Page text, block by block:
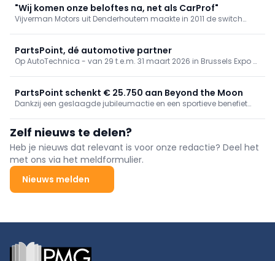
merken - nu gevestigd in Herenthout - plukken zij de vruchten van
de ondersteuning op zowel technisch terrein als op vlak van
marketing.
"Wij komen onze beloftes na, net als CarProf"
Vijverman Motors uit Denderhoutem maakte in 2011 de switch
kan Joost Vijverman als lid van CarProf rekenen op de
professionele ondersteuning van het garageconcept.
PartsPoint, dé automotive partner
Op AutoTechnica - van 29 t.e.m. 31 maart 2026 in Brussels Expo -
onderdelen, gereedschappen en werkplaatsbenodigdheden
brengt er op 940 m² zijn noviteiten maar ook de vertrouwde
garageformules en boosters. Daarnaast staan ook diverse
kennissessies ingepland.
PartsPoint schenkt € 25.750 aan Beyond the Moon
Dankzij een geslaagde jubileumactie en een sportieve benefiet
betrokkenheid binnen de automotive aftermarket.
Zelf nieuws te delen?
Heb je nieuws dat relevant is voor onze redactie? Deel het
met ons via het meldformulier.
Nieuws melden
Footer